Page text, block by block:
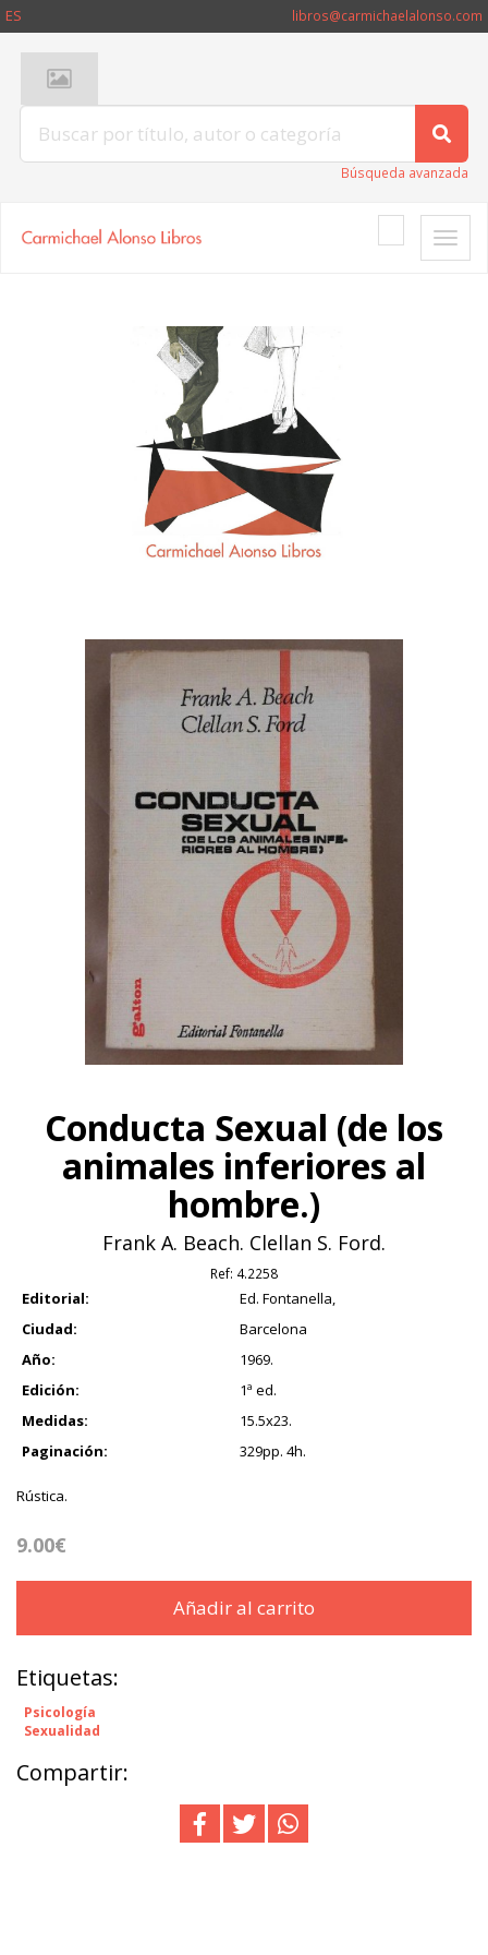
ES libros@carmichaelalonso.com
Búsqueda avanzada
Toggle
Conducta Sexual (de los
animales inferiores al
hombre.)
Frank A. Beach. Clellan S. Ford.
Ref: 4.2258
Editorial:
Ed. Fontanella,
Ciudad:
Barcelona
Año:
1969.
Edición:
1ª ed.
Medidas:
15.5x23.
Paginación:
329pp. 4h.
Rústica.
9.00€
Añadir al carrito
Etiquetas:
Psicología
Sexualidad
Compartir: